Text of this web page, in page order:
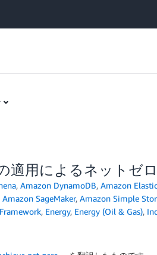
適用によるネットゼ
, Amazon DynamoDB, Amazon
Amazon SageMaker, Amazon Simple
, Energy, Energy (Oil & Gas),